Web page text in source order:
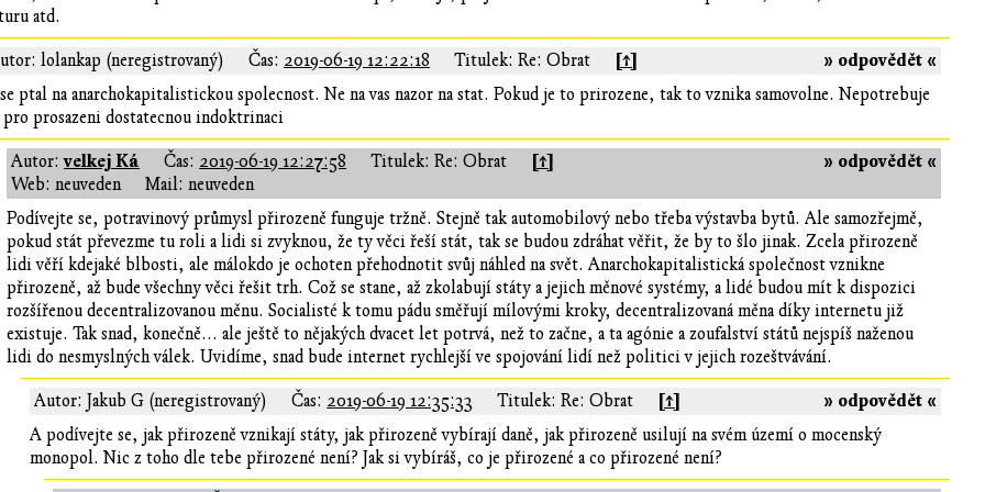
atd.
» odpovědět «
lolankap (neregistrovaný) Čas: 2019-06-19 12:22:18 Titulek: Re: Obrat [↑]
se ptal na anarchokapitalistickou spolecnost. Ne na vas nazor na stat. Pokud je to prirozene, tak to vznika samovolne. Nepotrebuje
prosazeni dostatecnou indoktrinaci
» odpovědět «
Autor:velkej Ká Čas: 2019-06-19 12:27:58 Titulek: Re: Obrat [↑]
Web: neuveden
Mail: neuveden
Podívejte se, potravinový průmysl přirozeně funguje tržně. Stejně tak automobilový nebo třeba výstavba bytů. Ale samozřejmě,
pokud stát převezme tu roli a lidi si zvyknou, že ty věci řeší stát, tak se budou zdráhat věřit, že by to šlo jinak. Zcela přirozeně
lidi věří kdejaké blbosti, ale málokdo je ochoten přehodnotit svůj náhled na svět. Anarchokapitalistická společnost vznikne
přirozeně, až bude všechny věci řešit trh. Což se stane, až zkolabují státy a jejich měnové systémy, a lidé budou mít k dispozici
rozšířenou decentralizovanou měnu. Socialisté k tomu pádu směřují mílovými kroky, decentralizovaná měna díky internetu již
existuje. Tak snad, konečně... ale ještě to nějakých dvacet let potrvá, než to začne, a ta agónie a zoufalství států nejspíš naženou
lidi do nesmyslných válek. Uvidíme, snad bude internet rychlejší ve spojování lidí než politici v jejich rozeštvávání.
» odpovědět «
Autor: Jakub G (neregistrovaný) Čas: 2019-06-19 12:35:33 Titulek: Re: Obrat [↑]
A podívejte se, jak přirozeně vznikají státy, jak přirozeně vybírají daně, jak přirozeně usilují na svém území o mocenský
monopol. Nic z toho dle tebe přirozené není? Jak si vybíráš, co je přirozené a co přirozené není?